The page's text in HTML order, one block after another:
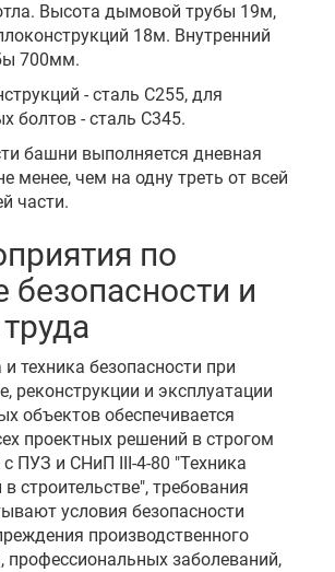
Высота дымовой трубы 19м,
18м. Внутренний
700мм.
- сталь С255, для
болтов - сталь С345.
башни выполняется дневная
менее, чем на одну треть от всей
части.
по
безопасности и
техника безопасности при
реконструкции и эксплуатации
объектов обеспечивается
проектных решений в строгом
с ПУЗ и СНиП III-4-80 "Техника
строительстве", требования
условия безопасности
производственного
профессиональных заболеваний,